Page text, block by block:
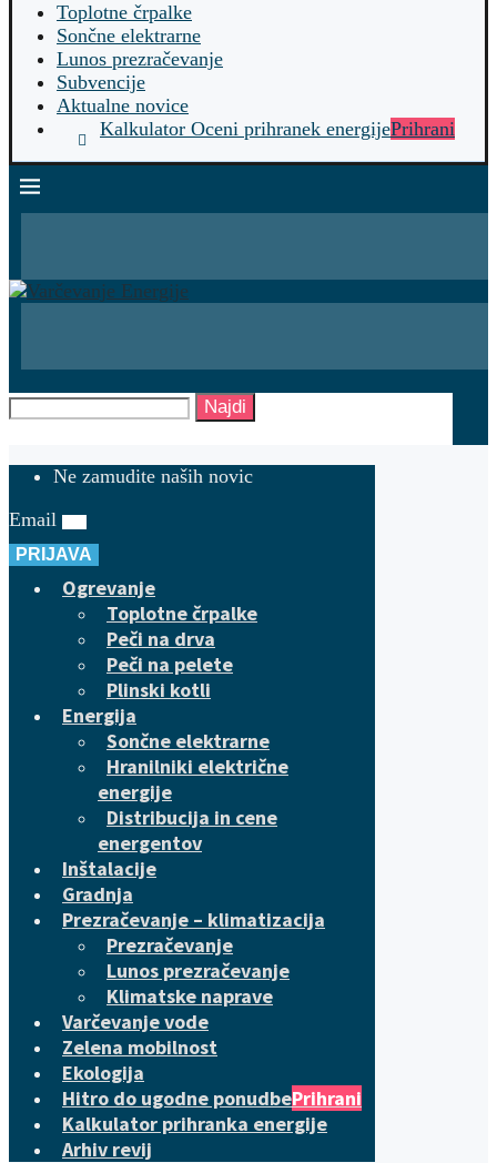
Toplotne črpalke
Sončne elektrarne
Lunos prezračevanje
Subvencije
Aktualne novice
Kalkulator Oceni prihranek energijePrihrani
Najdi
Ne zamudite naših novic
Email
PRIJAVA
Ogrevanje
Toplotne črpalke
Peči na drva
Peči na pelete
Plinski kotli
Energija
Sončne elektrarne
Hranilniki električne
energije
Distribucija in cene
energentov
Inštalacije
Gradnja
Prezračevanje – klimatizacija
Prezračevanje
Lunos prezračevanje
Klimatske naprave
Varčevanje vode
Zelena mobilnost
Ekologija
Hitro do ugodne ponudbePrihrani
Kalkulator prihranka energije
Arhiv revij